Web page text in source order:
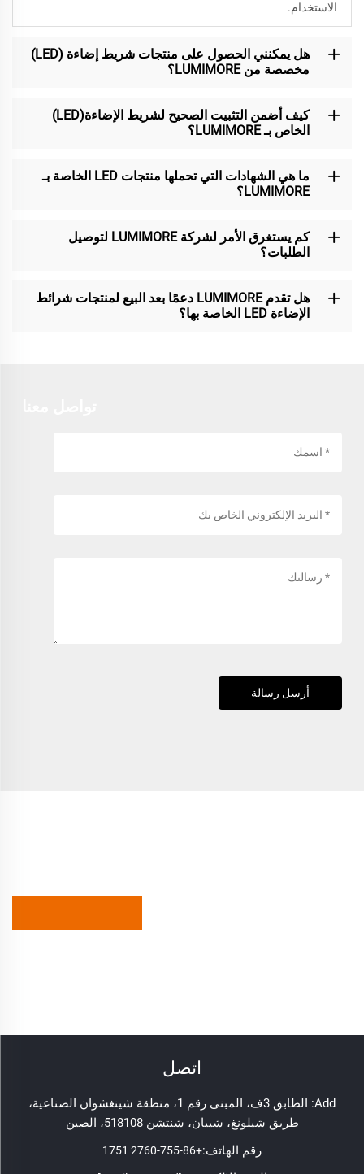
الاستخدام.
هل يمكنني الحصول على منتجات شريط إضاءة (LED)
مخصصة من LUMIMORE؟
كيف أضمن التثبيت الصحيح لشريط الإضاءة(LED)
الخاص بـ LUMIMORE؟
ما هي الشهادات التي تحملها منتجات LED الخاصة بـ
LUMIMORE؟
كم يستغرق الأمر لشركة LUMIMORE لتوصيل
الطلبات؟
هل تقدم LUMIMORE دعمًا بعد البيع لمنتجات شرائط
الإضاءة LED الخاصة بها؟
أرسل رسالة
اتصل
Add: الطابق 3ف، المبنى رقم 1، منطقة شينغشوان الصناعية،
طريق شيلونغ، شييان، شنتشن 518108، الصين
رقم الهاتف:+86-755-2760 1751